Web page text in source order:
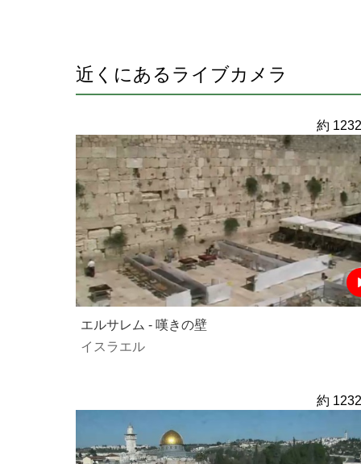
近くにあるライブカメラ
約
エルサレム - 嘆きの壁
イスラエル
約